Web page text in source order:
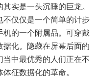
实是一头沉睡的巨龙。
仅仅是一个简单的计步
的一个附属品。可穿戴
化。隐藏在屏幕后面的
中最优秀的人们正在不
征数据化的革命。